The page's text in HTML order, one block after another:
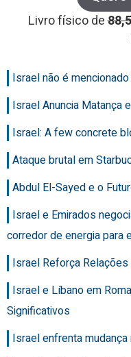
Livro físico de
Israel não é
Israel Anuncia Matança
Israel: A few concrete
Ataque brutal em
Abdul El-Sayed e o
Israel e Emirados
corredor de energia para
Israel Reforça
Israel e Líbano em
Significativos
Israel enfrenta